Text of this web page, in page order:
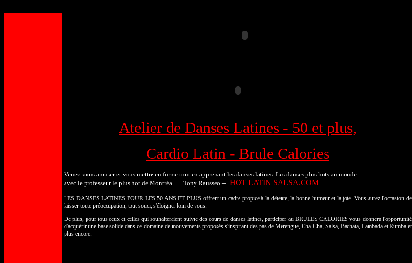
Atelier de Danses Latines - 50 et plus,
Cardio Latin - Brule Calories
Venez-vous amuser et vous mettre en forme tout en apprenant les danses latines. Les danses plus hots au monde
avec le professeur le plus hot de Montréal … Tony Rausseo – HOT LATIN SALSA.COM
LES DANSES LATINES POUR LES 50 ANS ET PLUS offrent un cadre propice à la détente, la bonne humeur et la joie. Vous aurez l'occasion de
laisser toute préoccupation, tout souci, s'éloigner loin de vous.
De plus, pour tous ceux et celles qui souhaiteraient suivre des cours de danses latines, participer au BRULES CALORIES vous donnera l'opportunité
d'acquérir une base solide dans ce domaine de mouvements proposés s'inspirant des pas de Merengue, Cha-Cha, Salsa, Bachata, Lambada et Rumba et
plus encore.